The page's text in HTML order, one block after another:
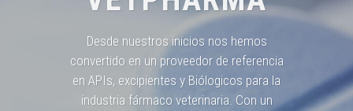
Desde nuestros inicios nos hemos
convertido en un proveedor de referencia
en APIs, excipientes y Biólogicos para la
industria fármaco veterinaria. Con un